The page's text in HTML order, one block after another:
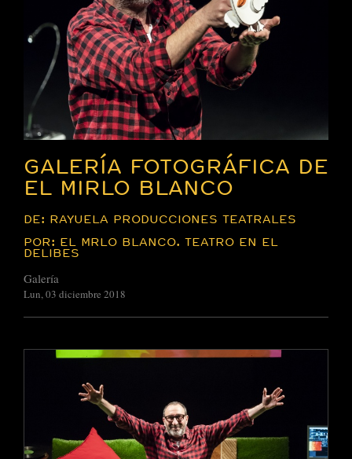
GALERÍA FOTOGRÁFICA DE
EL MIRLO BLANCO
DE: RAYUELA PRODUCCIONES TEATRALES
POR: EL MRLO BLANCO. TEATRO EN EL
DELIBES
Galería
Lun, 03 diciembre 2018